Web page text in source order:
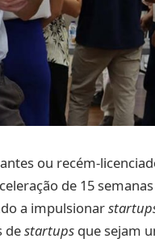
ou recém-
de 15
a impulsionar
destartups que sejam